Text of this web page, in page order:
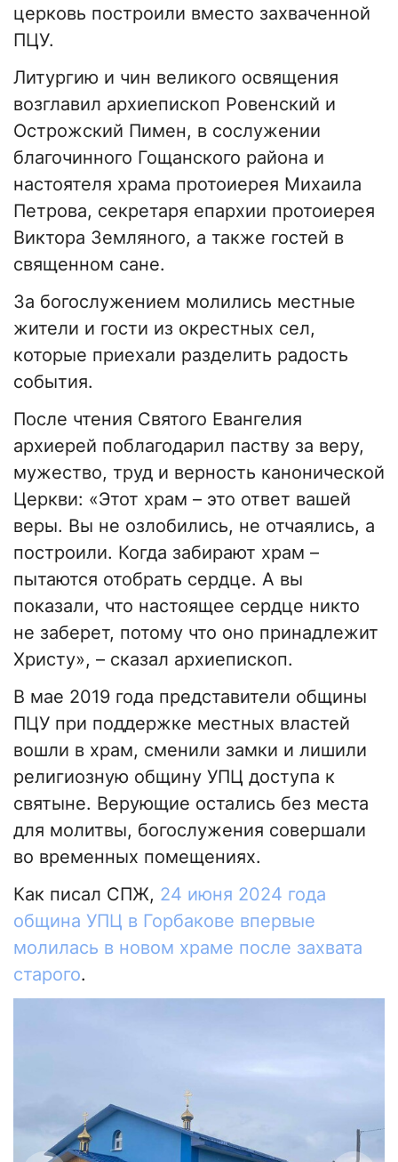
церковь построили вместо захваченной
ПЦУ.
Литургию и чин великого освящения
возглавил архиепископ Ровенский и
Острожский Пимен, в сослужении
благочинного Гощанского района и
настоятеля храма протоиерея Михаила
Петрова, секретаря епархии протоиерея
Виктора Земляного, а также гостей в
священном сане.
За богослужением молились местные
жители и гости из окрестных сел,
которые приехали разделить радость
события.
После чтения Святого Евангелия
архиерей поблагодарил паству за веру,
мужество, труд и верность канонической
Церкви: «Этот храм – это ответ вашей
веры. Вы не озлобились, не отчаялись, а
построили. Когда забирают храм –
пытаются отобрать сердце. А вы
показали, что настоящее сердце никто
не заберет, потому что оно принадлежит
Христу», – сказал архиепископ.
В мае 2019 года представители общины
ПЦУ при поддержке местных властей
вошли в храм, сменили замки и лишили
религиозную общину УПЦ доступа к
святыне. Верующие остались без места
для молитвы, богослужения совершали
во временных помещениях.
Как писал СПЖ, 24 июня 2024 года
община УПЦ в Горбакове впервые
молилась в новом храме после захвата
старого.